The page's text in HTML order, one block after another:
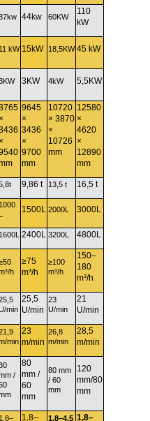
44kw 60KW
110
kW
11 kW 15kW 18,5KW 45 kW
3KW 4kW 5,5KW
×
×
9645
×
3436
×
9700
mm
10720
× 3870
×
10726
mm
12580
×
4620
×
12890
mm
9,86 t 13,5 t 16,5 t
1000
1500L 2000L 3000L
1600L 2400L 3200L 4800L
h
≥75
m³/h
≥100
m³/h
150–
180
m³/h
min
25,5
U/min
23
U/min
21
U/min
min
23
m/min
26,8
m/min
28,5
m/min
/
80
mm /
60
mm
80 mm
/ 60
mm
120
mm/80
mm
1,8–
1,8–
1,8–4,5 1,8–